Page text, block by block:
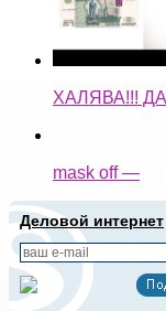
ХАЛЯВА!!!
mask off —
Деловой интернет